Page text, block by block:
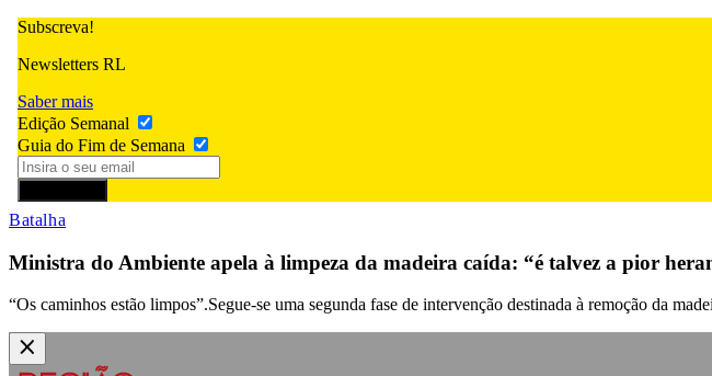
Subscreva!
Newsletters RL
Saber mais
Edição Semanal
Guia do Fim de Semana
Batalha
Ministra do Ambiente apela à limpeza da madeira caída: “é talvez a pior
“Os caminhos estão limpos”.Segue-se uma segunda fase de intervenção destinada à remoção da